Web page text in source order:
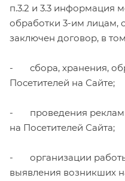
п.3.2 и 3.3 информация
обработки 3-им лицам,
заключен договор, в
- сбора, хранения,
Посетителей на Сайте;
- проведения
на Посетителей Сайта;
- организации
выявления возникших